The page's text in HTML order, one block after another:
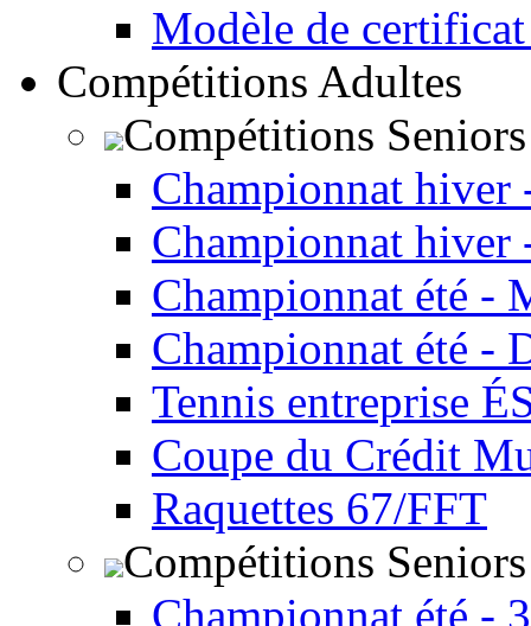
Modèle de
Compétitions Adultes
Compétitions Seniors
Championnat hiver
Championnat hiver
Championnat été -
Championnat été -
Tennis entreprise
Coupe du Crédit
Raquettes 67/FFT
Compétitions
Championnat été -